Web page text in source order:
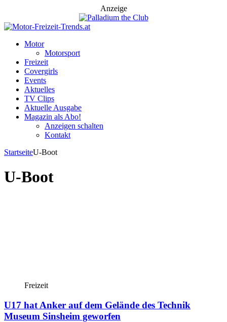
Anzeige
Motor
Motorsport
Freizeit
Covergirls
Events
Aktuelles
TV Clips
Aktuelle Ausgabe
Magazin als Abo!
Anzeigen schalten
Kontakt
StartseiteU-Boot
U-Boot
Freizeit
U17 hat Anker auf dem Gelände des Technik
Museum Sinsheim geworfen